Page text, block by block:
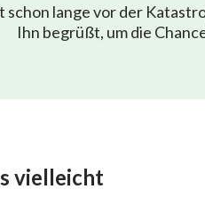
schon lange vor der
Ihn begrüßt, um die
vielleicht